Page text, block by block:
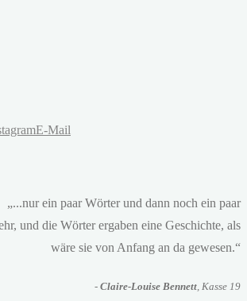
E-Mail
„...nur ein paar Wörter und dann noch ein paar
und die Wörter ergaben eine Geschichte, als
wäre sie von Anfang an da gewesen.“
- Claire-Louise Bennett, Kasse 19